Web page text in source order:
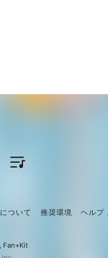
ついて 推奨環境 ヘルプ
Fan+Kit